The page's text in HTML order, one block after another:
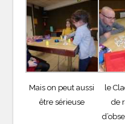
Mais on peut aussi
être sérieuse
le
de